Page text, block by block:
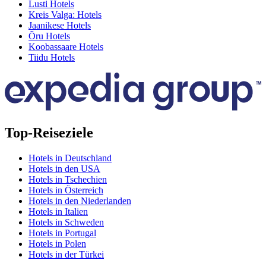
Lusti Hotels
Kreis Valga: Hotels
Jaanikese Hotels
Õru Hotels
Koobassaare Hotels
Tiidu Hotels
Top-Reiseziele
Hotels in Deutschland
Hotels in den USA
Hotels in Tschechien
Hotels in Österreich
Hotels in den Niederlanden
Hotels in Italien
Hotels in Schweden
Hotels in Portugal
Hotels in Polen
Hotels in der Türkei